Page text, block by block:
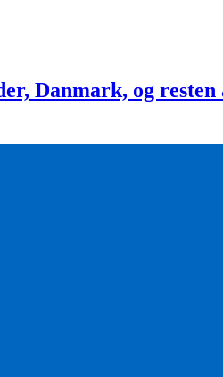
Danmark, og resten